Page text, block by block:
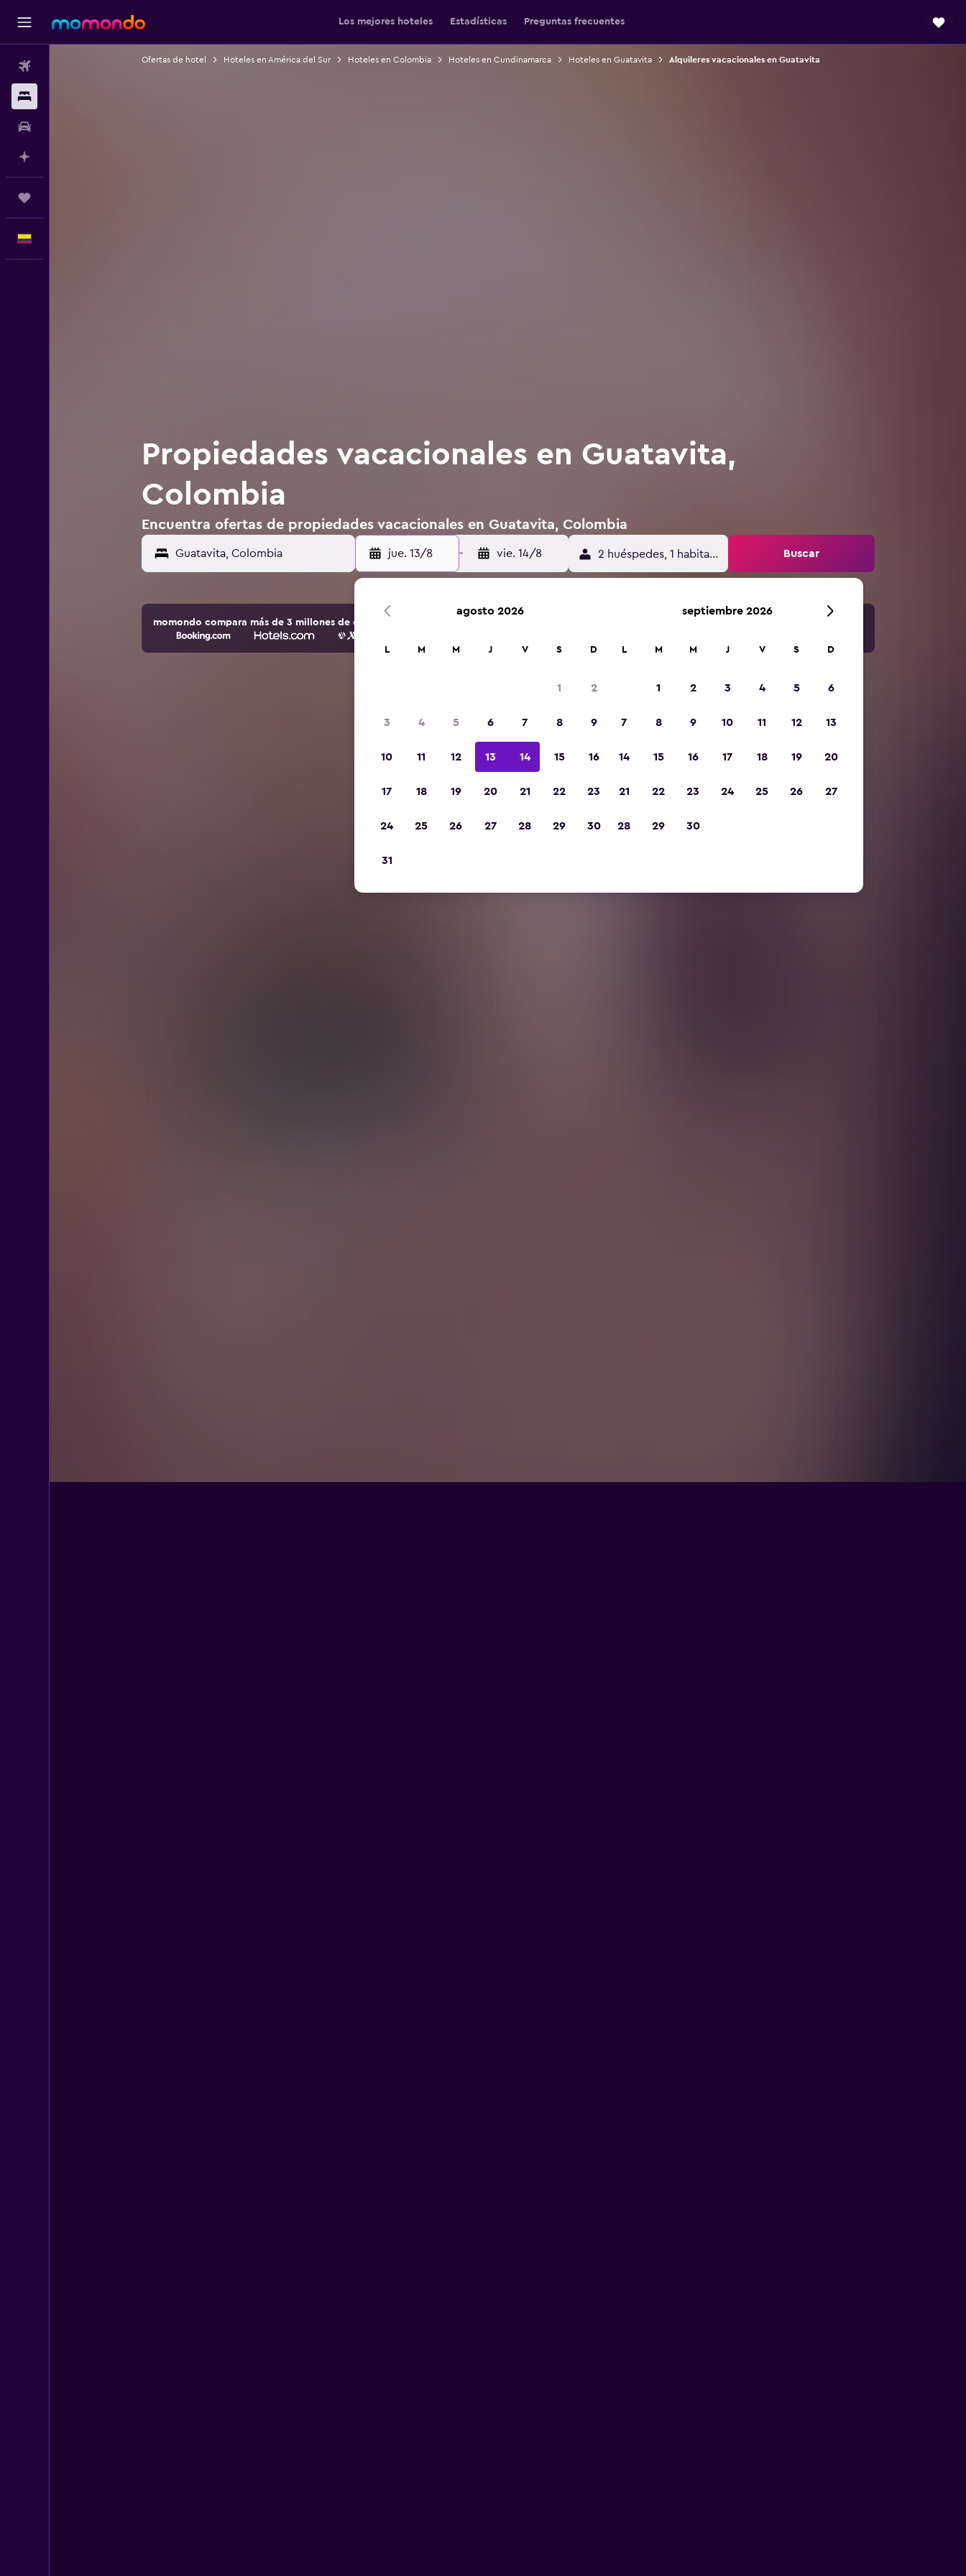
Los mejores hoteles Estadísticas Preguntas frecuentes
Ofertas de hotel Hoteles en América del Sur Hoteles en Colombia Hoteles en Cundinamarca Hoteles en Guatavita Alquileres vacacionales en Guatavita
Propiedades vacacionales en Guatavita,
Colombia
Encuentra ofertas de propiedades vacacionales en Guatavita, Colombia
jue. 13/8 - vie. 14/8 2 huéspedes, 1 habitación Buscar
momondo compara más de 3 millones de opciones de hoteles y alojamientos.
agosto 2026
L M M J V S D
1 2
3 4 5 6 7 8 9
10 11 12 13 14 15 16
17 18 19 20 21 22 23
24 25 26 27 28 29 30
31
septiembre 2026
L M M J V S D
1 2 3 4 5 6
7 8 9 10 11 12 13
14 15 16 17 18 19 20
21 22 23 24 25 26 27
28 29 30